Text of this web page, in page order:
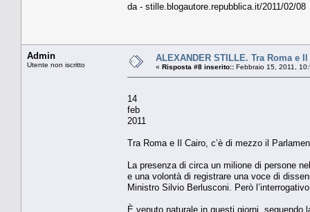
da - stille.blogautore.repubblica.it/2011/02/08
Admin
Utente non iscritto
ALEXANDER STILLE. Tra Roma e
« Risposta #8 inserito:: Febbraio 15, 2011,
14
feb
2011
Tra Roma e Il Cairo, c’è di mezzo il
La presenza di circa un milione di persone
e una volontà di registrare una voce di
Ministro Silvio Berlusconi. Però
È venuto naturale in questi giorni, seguendo